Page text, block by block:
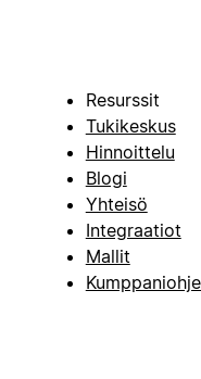
Resurssit
Tukikeskus
Hinnoittelu
Blogi
Yhteisö
Integraatiot
Mallit